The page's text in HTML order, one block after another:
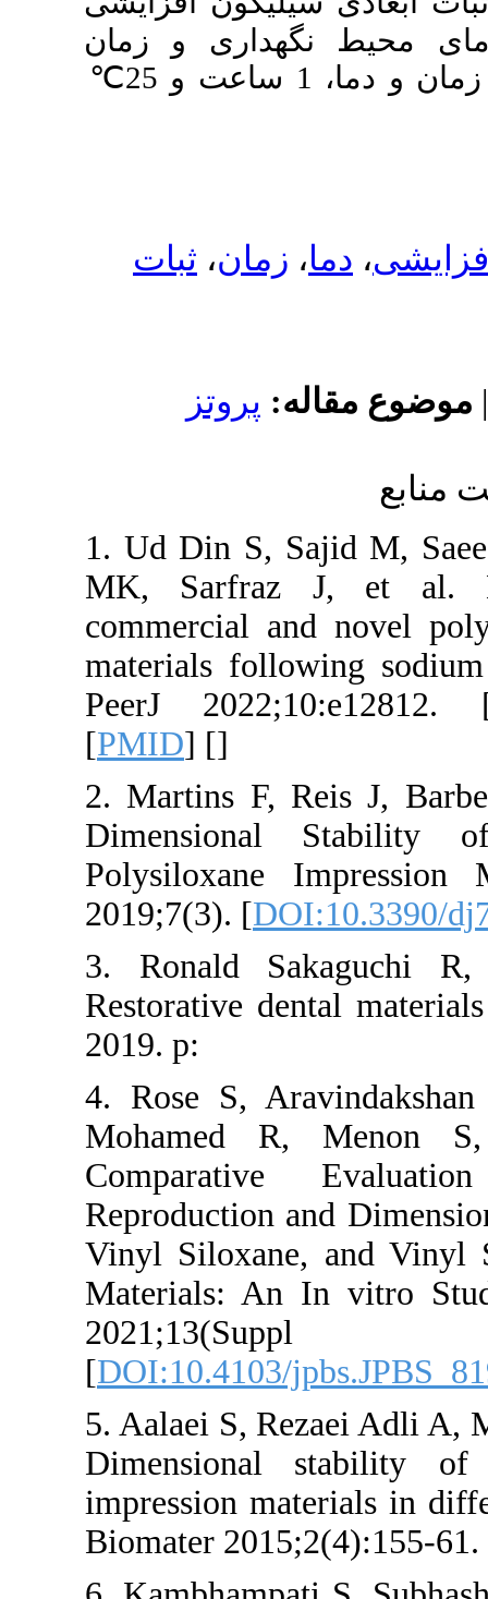
و زمان
℃
زمان، ثبات
پروتز
1. Ud Din S,
MK, Sarfraz
commercial
materials
PeerJ
2. Martins F,
2019;7(3). [
3. Ronald
Restorative
4. Rose S,
Mohamed
Reproduction
Vinyl
Materials: An
[DOI:10.4103/
5. Aalaei S,
impression
Biomater